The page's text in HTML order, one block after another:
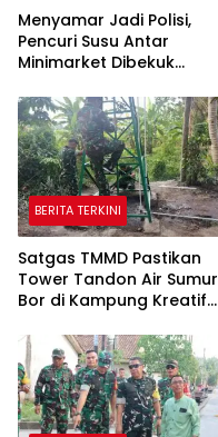
Menyamar Jadi Polisi,
Pencuri Susu Antar
Minimarket Dibekuk
BERITA TERKINI
Satgas TMMD Pastikan
Tower Tandon Air Sumur
Bor di Kampung Kreatif